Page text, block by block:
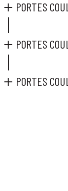
PORTES
PORTES
PORTES